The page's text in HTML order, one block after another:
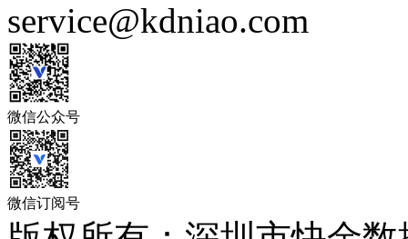
service@kdniao.com
微信公众号
微信订阅号